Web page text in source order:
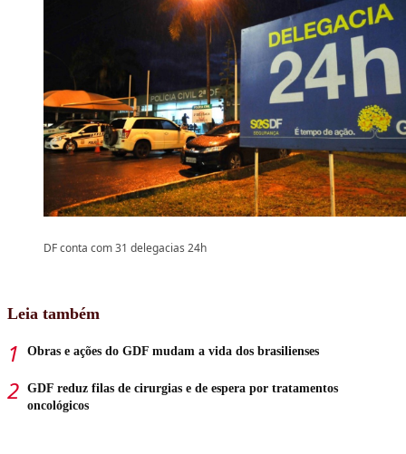
DF conta com 31 delegacias 24h
Leia também
Obras e ações do GDF mudam a vida dos brasilienses
GDF reduz filas de cirurgias e de espera por tratamentos
oncológicos